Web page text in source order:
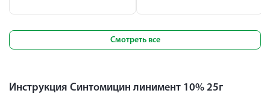
Смотреть все
Инструкция Синтомицин линимент 10% 25г